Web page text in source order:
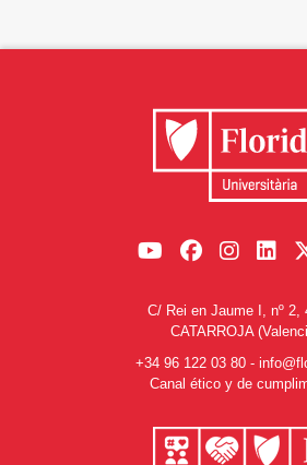
C/ Rei en Jaume I, nº 2,
CATARROJA
+34 96 122 03 80 -
Canal ético y de